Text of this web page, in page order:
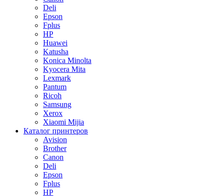
Deli
Epson
Fplus
HP
Huawei
Katusha
Konica Minolta
Kyocera Mita
Lexmark
Pantum
Ricoh
Samsung
Xerox
Xiaomi Mijia
Каталог принтеров
Avision
Brother
Canon
Deli
Epson
Fplus
HP